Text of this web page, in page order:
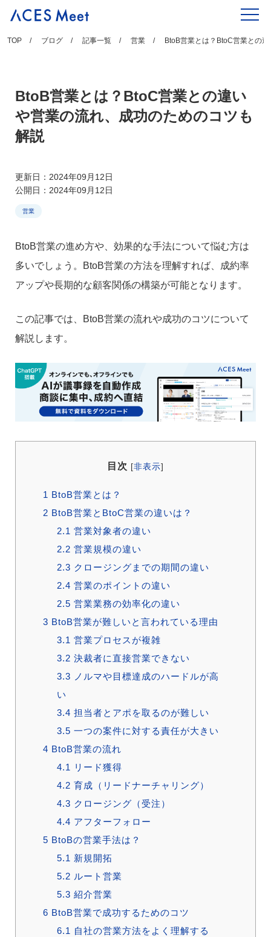
content
TOP ブログ 記事一覧 営業 BtoB営業とは？BtoC営業との
BtoB営業とは？BtoC営業との違い
や営業の流れ、成功のためのコツも
解説
更新日：2024年09月12日
公開日：2024年09月12日
営業
BtoB営業の進め方や、効果的な手法について悩む方は
多いでしょう。BtoB営業の方法を理解すれば、成約率
アップや長期的な顧客関係の構築が可能となります。
この記事では、BtoB営業の流れや成功のコツについて
解説します。
目次 [非表示]
1 BtoB営業とは？
2 BtoB営業とBtoC営業の違いは？
2.1 営業対象者の違い
2.2 営業規模の違い
2.3 クロージングまでの期間の違い
2.4 営業のポイントの違い
2.5 営業業務の効率化の違い
3 BtoB営業が難しいと言われている理由
3.1 営業プロセスが複雑
3.2 決裁者に直接営業できない
3.3 ノルマや目標達成のハードルが高
い
3.4 担当者とアポを取るのが難しい
3.5 一つの案件に対する責任が大きい
4 BtoB営業の流れ
4.1 リード獲得
4.2 育成（リードナーチャリング）
4.3 クロージング（受注）
4.4 アフターフォロー
5 BtoBの営業手法は？
5.1 新規開拓
5.2 ルート営業
5.3 紹介営業
6 BtoB営業で成功するためのコツ
6.1 自社の営業方法をよく理解する